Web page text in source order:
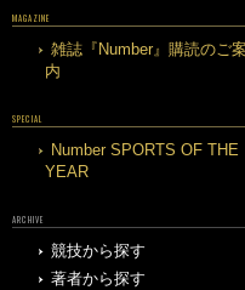
MAGAZINE
雑誌『Number』購読のご案
内
SPECIAL
Number SPORTS OF THE
YEAR
ARCHIVE
競技から探す
著者から探す